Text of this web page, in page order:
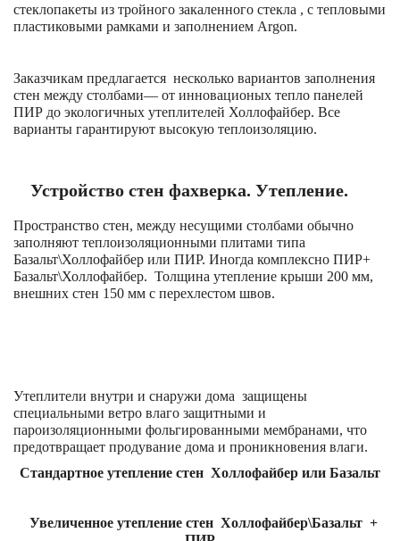
стеклопакеты из тройного закаленного стекла , с тепловыми
пластиковыми рамками и заполнением Argon.
Заказчикам предлагается несколько вариантов заполнения
стен между столбами— от инновационых тепло панелей
ПИР до экологичных утеплителей Холлофайбер. Все
варианты гарантируют высокую теплоизоляцию.
Устройство стен фахверка. Утепление.
Пространство стен, между несущими столбами обычно
заполняют теплоизоляционными плитами типа
Базальт\Холлофайбер или ПИР. Иногда комплексно ПИР+
Базальт\Холлофайбер. Толщина утепление крыши 200 мм,
внешних стен 150 мм с перехлестом швов.
Утеплители внутри и снаружи дома защищены
специальными ветро влаго защитными и
пароизоляционными фольгированными мембранами, что
предотвращает продувание дома и проникновения влаги.
Стандартное утепление стен Холлофайбер или Базальт
Увеличенное утепление стен Холлофайбер\Базальт +